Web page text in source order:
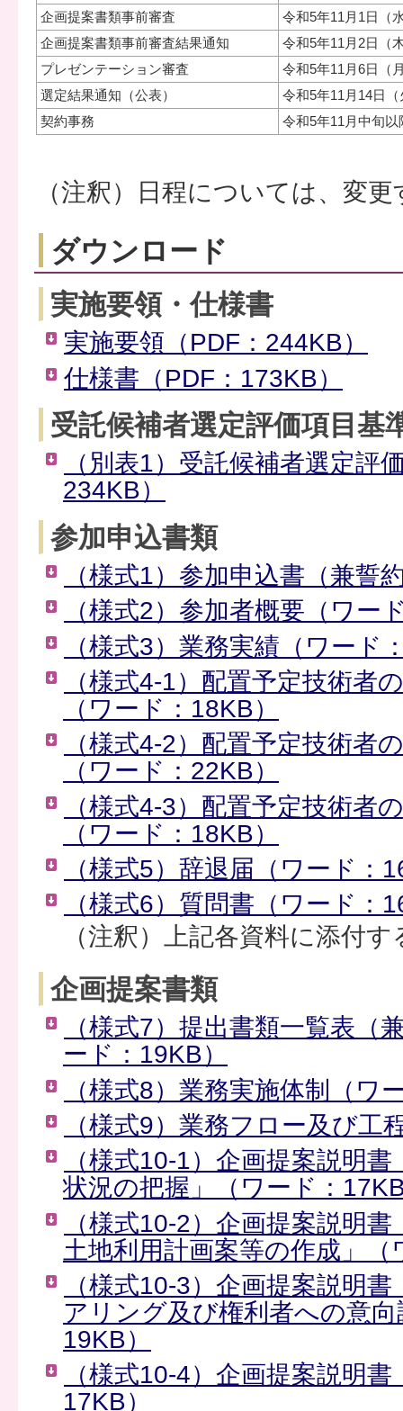
企画提案書類事前審査
令和5年11月1日（
企画提案書類事前審査結果通知
令和5年11月2日（
プレゼンテーション審査
令和5年11月6日（
選定結果通知（公表）
令和5年11月14日（
契約事務
令和5年11月中旬以
（注釈）日程については、変
ダウンロード
実施要領・仕様書
実施要領（PDF：244KB）
仕様書（PDF：173KB）
受託候補者選定評価項目基
（別表1）受託候補者選定評
234KB）
参加申込書類
（様式1）参加申込書（兼誓
（様式2）参加者概要（ワー
（様式3）業務実績（ワード
（様式4-1）配置予定技術者
（ワード：18KB）
（様式4-2）配置予定技術者
（ワード：22KB）
（様式4-3）配置予定技術者
（ワード：18KB）
（様式5）辞退届（ワード：
（様式6）質問書（ワード：
（注釈）上記各資料に添付
企画提案書類
（様式7）提出書類一覧表（
ード：19KB）
（様式8）業務実施体制（ワ
（様式9）業務フロー及び工
（様式10-1）企画提案説明
状況の把握」（ワード：
（様式10-2）企画提案説明
土地利用計画案等の作成」
（様式10-3）企画提案説明
アリング及び権利者への意
19KB）
（様式10-4）企画提案説明
17KB）